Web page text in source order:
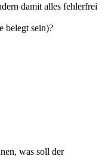
damit alles fehlerfrei
belegt sein)?
was soll der